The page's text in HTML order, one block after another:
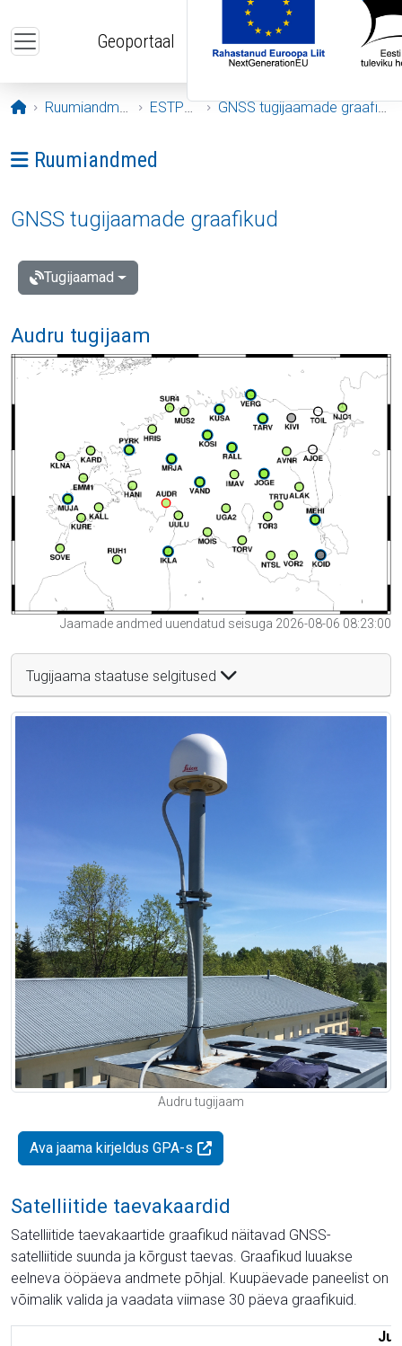
Geoportaal
Avaleht
Ruumiandmed ESTPOS GNSS tugijaamade graafikud
Ava menüü: Ruumiandmed
Ruumiandmed
GNSS tugijaamade graafikud
Tugijaamad
Audru tugijaam
Jaamade andmed uuendatud seisuga 2026-08-06 08:23:00
Tugijaama staatuse selgitused
Audru tugijaam
Ava jaama kirjeldus GPA-s
Satelliitide taevakaardid
Satelliitide taevakaartide graafikud näitavad GNSS-
satelliitide suunda ja kõrgust taevas. Graafikud luuakse
eelneva ööpäeva andmete põhjal. Kuupäevade paneelist on
võimalik valida ja vaadata viimase 30 päeva graafikuid.